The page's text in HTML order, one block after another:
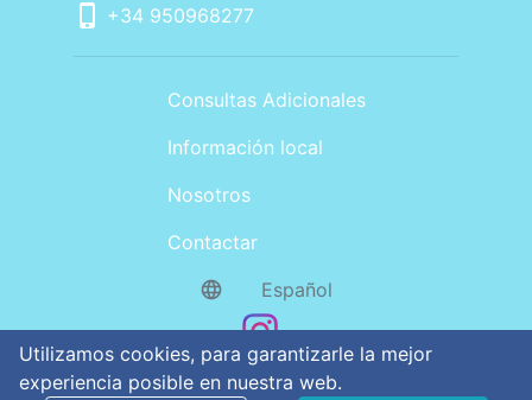
phone_iphone +34 950968277
Consultas Adicionales
Información local
Nosotros
Contactar
language
Español
© 2026 AlquilerplayasdeVeraAviso legal
Utilizamos cookies, para garantizarle la mejor
experiencia posible en nuestra web.